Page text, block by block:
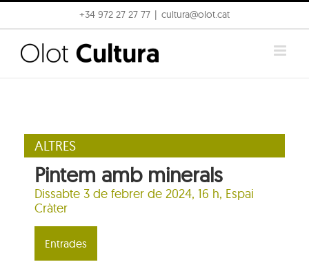
to
content
+34 972 27 27 77 cultura@olot.cat
ALTRES
Pintem amb minerals
Dissabte 3 de febrer de 2024, 16 h, Espai
Cràter
Entrades